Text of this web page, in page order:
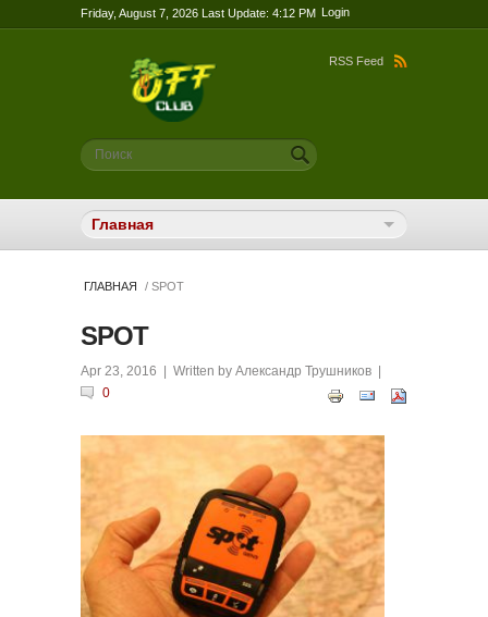
Friday, August 7, 2026 Last Update: 4:12 PM Login
RSS Feed
Форма поиска
Поиск
ГЛАВНАЯ / SPOT
SPOT
Apr 23, 2016 | Written by Александр Трушников
0